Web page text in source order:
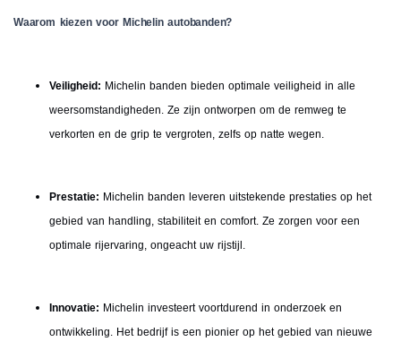
Waarom kiezen voor Michelin autobanden?
Veiligheid: Michelin banden bieden optimale veiligheid in alle
weersomstandigheden. Ze zijn ontworpen om de remweg te
verkorten en de grip te vergroten, zelfs op natte wegen.
Prestatie: Michelin banden leveren uitstekende prestaties op het
gebied van handling, stabiliteit en comfort. Ze zorgen voor een
optimale rijervaring, ongeacht uw rijstijl.
Innovatie: Michelin investeert voortdurend in onderzoek en
ontwikkeling. Het bedrijf is een pionier op het gebied van nieuwe